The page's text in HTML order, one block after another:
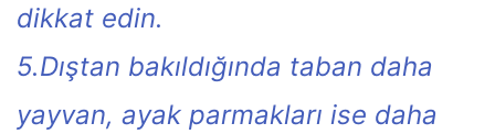
dikkat edin.
5.Dıştan bakıldığında taban daha
yayvan, ayak parmakları ise daha